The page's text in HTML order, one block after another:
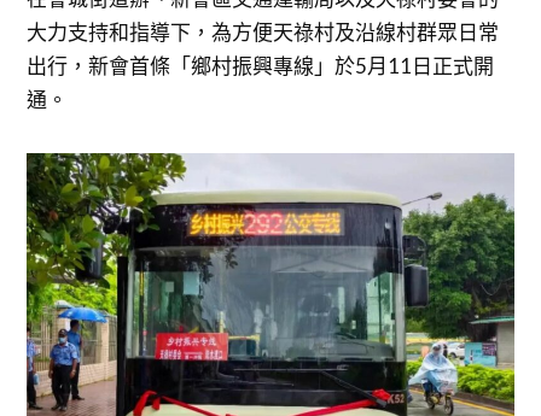
大力支持和指導下，為方便天祿村及沿線村群眾日常
出行，新會首條「鄉村振興專線」於5月11日正式開
通。